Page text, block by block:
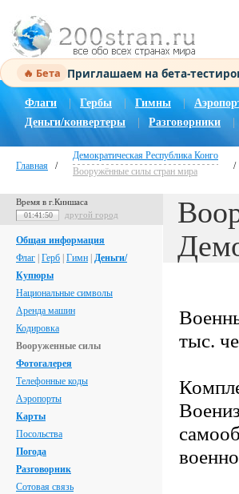
🔥 Бета Приглашаем на бета-
Флаги Гербы Гимны |
Деньги/конвертеры
Разговорники
Главная /
Демократическая Республика Конго
Вооружённые силы стран мира
/
Время в г.Киншаса
01:41:51 другой город
Общая информация
Флаг Герб Гимн Деньги/
Купюры
Национальные символы
Аренда машин
Кодировка
Вооруженные силы
Фотогалерея
Телефонные коды
Аэропорты
Карты
Посольства
Погода
Разговорник
Сотовая связь
тыс.